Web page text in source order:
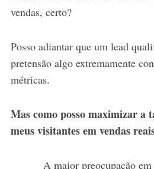
vendas, certo?
Posso adiantar que um lead
pretensão algo extremamente
métricas.
Mas como posso maximizar a
meus visitantes em vendas
A maior preocupação